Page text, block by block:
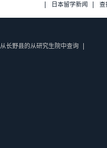
日本留学新闻 查
从长野县的从研究生院中查询